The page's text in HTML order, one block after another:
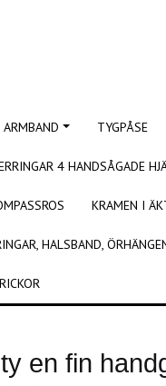
ARMBAND TYGPÅSE
4 HANDSÅGADE
KRAMEN I
HALSBAND,
en fin